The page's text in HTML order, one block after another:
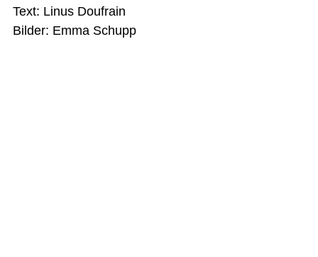
Text: Linus Doufrain
Bilder: Emma Schupp